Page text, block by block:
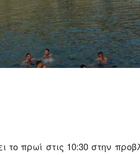
πρωί στις 10:30 στην